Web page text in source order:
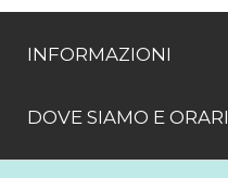
INFORMAZIONI
DOVE SIAMO E ORARI